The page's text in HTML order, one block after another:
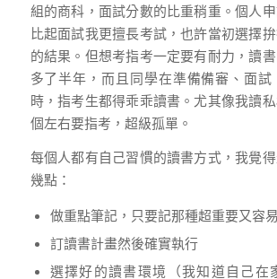
組的商科，面試分數的比重稍重。個人申
比起面試我更擅長考試，也許當初選擇
的結果。但想考指考一定要有耐力，讀
多了半年，而且同學在準備備審、面
時，指考生都得乖乖讀書。尤其像我讀
個左右要指考，超級孤單。
每個人都有自己習慣的讀書方式，我覺
幾點：
做重點筆記，只要記那種超重要又容
訂讀書計畫然後確實執行
選擇好的讀書環境（我知道自己在